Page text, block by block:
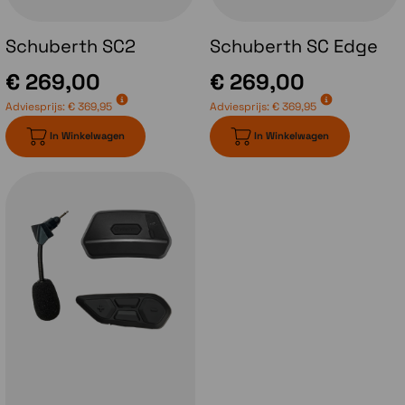
weer dichtzitten. Bij de Schuberth C5 blijft je
vizier echter in dezelfde stand staan als voor
het openen van de kinbak.
Communicatiesysteem
heeft Schuberth ook een nieuw
communicatiesysteem geïntroduceerd.
Schuberth SC2 systeem
bestaat uit de module zelf welk achterop de
helm gemonteerd wordt en daar aangesloten
op de antennes en de headset. Aan de zijkant
Schuberth SC2
€ 269,00
Adviesprijs:€ 369,95
In Winkelwagen
Schuberth SC Edge
€ 269,00
Adviesprijs:€ 369,95
In Winkelwagen